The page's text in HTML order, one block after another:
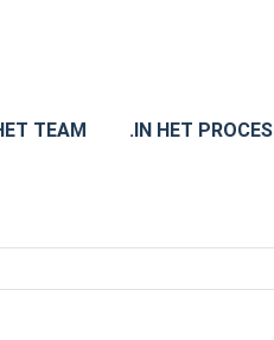
TEAM .IN HET PROCES